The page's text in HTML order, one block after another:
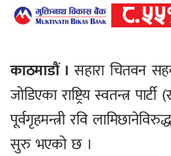
काठमाडौं । सहारा चितवन
जोडिएका राष्ट्रिय स्वतन्त्र
पूर्वगृहमन्त्री रवि
सुरु भएको छ ।